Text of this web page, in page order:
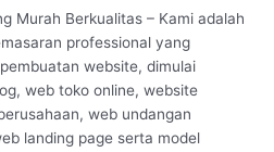
Murah Berkualitas – Kami adalah
professional yang
website, dimulai
web toko online, website
web undangan
landing page serta model